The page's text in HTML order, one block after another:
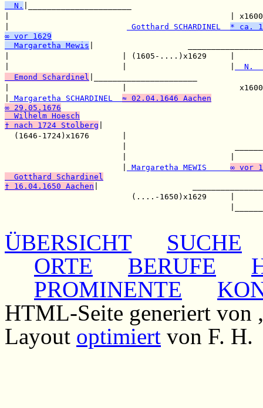
N.
|
Gotthard SCHARDINEL * ca.
∞ vor 1629
Margaretha Mewis
|                        | (1605-
Emond Schardinel
|                        |
Margaretha SCHARDINEL ≈ 02.04.1646 Aachen
∞ 29.05.1676
Wilhelm Hoesch
† nach 1724 Stolberg
(1646-1724)x1676       |
Margaretha MEWIS ∞ vor
Gotthard Schardinel
† 16.04.1650 Aachen
(....-
ÜBERSICHT
SUCHE
ORTE
BERUFE
PROMINENTE
HTML-Seite generiert von
Layout optimiert von F. H.